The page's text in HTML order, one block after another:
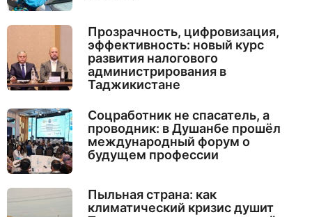
Прозрачность, цифровизация,
эффективность: новый курс
развития налогового
администрирования в
Таджикистане
Соцработник не спасатель, а
проводник: в Душанбе прошёл
международный форум о
будущем профессии
Пыльная страна: как
климатический кризис душит